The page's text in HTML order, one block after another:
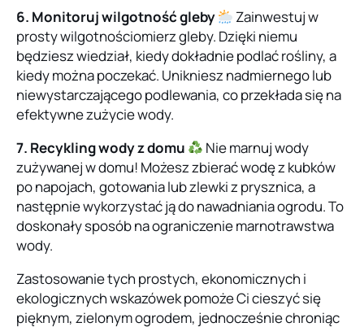
6. Monitoruj wilgotność gleby
Zainwestuj w
prosty wilgotnościomierz gleby. Dzięki niemu
będziesz wiedział, kiedy dokładnie podlać rośliny, a
kiedy można poczekać. Unikniesz nadmiernego lub
niewystarczającego podlewania, co przekłada się na
efektywne zużycie wody.
7. Recykling wody z domu
Nie marnuj wody
zużywanej w domu! Możesz zbierać wodę z kubków
po napojach, gotowania lub zlewki z prysznica, a
następnie wykorzystać ją do nawadniania ogrodu. To
doskonały sposób na ograniczenie marnotrawstwa
wody.
Zastosowanie tych prostych, ekonomicznych i
ekologicznych wskazówek pomoże Ci cieszyć się
pięknym, zielonym ogrodem, jednocześnie chroniąc